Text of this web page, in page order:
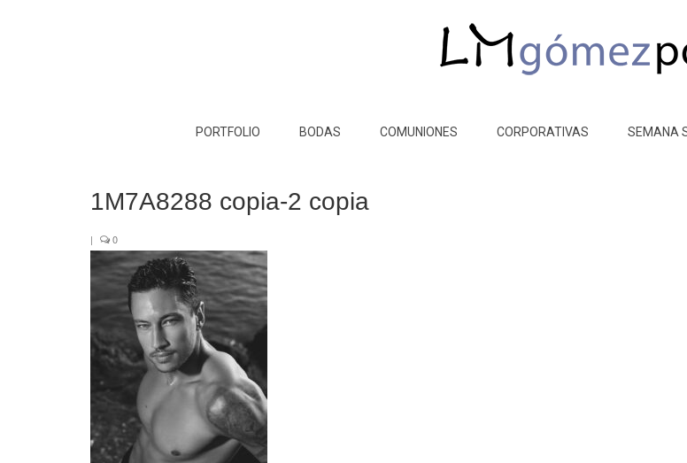
PORTFOLIO BODAS COMUNIONES CORPORATIVAS SEMANA
1M7A8288 copia-2 copia
| 0